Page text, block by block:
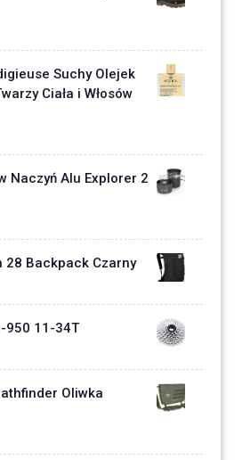
Suchy Olejek
Ciała i Włosów
Naczyń Alu Explorer 2
28 Backpack Czarny
950 11-34T
Oliwka